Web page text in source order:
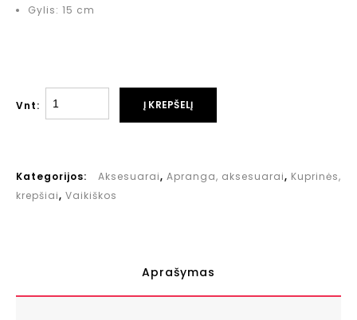
Gylis: 15 cm
Vnt: Į KREPŠELĮ
Kategorijos: Aksesuarai, Apranga, aksesuarai, Kuprinės,
krepšiai, Vaikiškos
Aprašymas